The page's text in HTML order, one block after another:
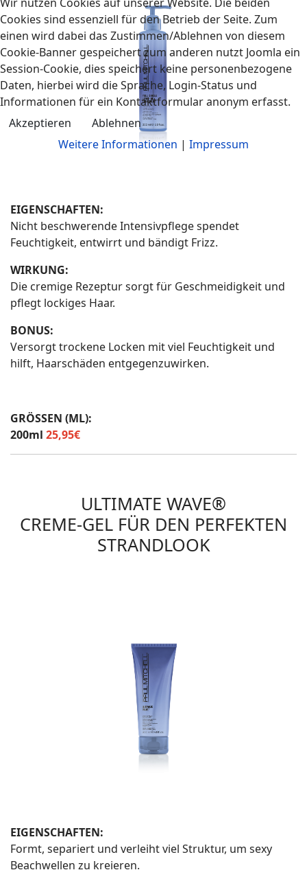
EIGENSCHAFTEN:
Nicht beschwerende Intensivpflege spendet
Feuchtigkeit, entwirrt und bändigt Frizz.
WIRKUNG:
Die cremige Rezeptur sorgt für Geschmeidigkeit und
pflegt lockiges Haar.
BONUS:
Versorgt trockene Locken mit viel Feuchtigkeit und
hilft, Haarschäden entgegenzuwirken.
GRÖSSEN (ML):
200ml 25,95€
ULTIMATE WAVE®
CREME-GEL FÜR DEN PERFEKTEN
STRANDLOOK
EIGENSCHAFTEN:
Formt, separiert und verleiht viel Struktur, um sexy
Beachwellen zu kreieren.
Cookies sind essenziell für den Betrieb der Seite. Zum
einen wird dabei das Zustimmen/Ablehnen von diesem
Cookie-Banner gespeichert zum anderen nutzt Joomla ein
Session-Cookie, dies speichert keine personenbezogene
Daten, hierbei wird die Sprache, Login-Status und
Informationen für ein Kontaktformular anonym erfasst.
Akzeptieren
Ablehnen
Weitere Informationen | Impressum